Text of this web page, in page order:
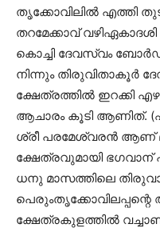
തൃക്കോവിലിൽ എത്തി
തറമേക്കാവ്
കൊച്ചി ദേവസ്വം
നിന്നും തിരുവിതാകൂർ
ക്ഷേത്രത്തിൽ ഇറക്കി
ആചാരം കൂടി ആണിത്.
ശ്രീ പരമേശ്വരൻ ആണ്
ക്ഷേത്രവുമായി
ധനു മാസത്തിലെ
പെരുംതൃക്കോവിലപ്പന്റെ
ക്ഷേത്രകുളത്തിൽ